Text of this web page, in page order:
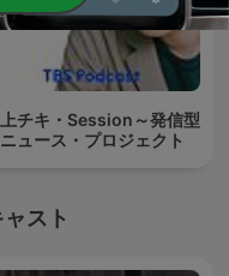
チキ・Session～発信型
ニュース・プロジェクト
スト